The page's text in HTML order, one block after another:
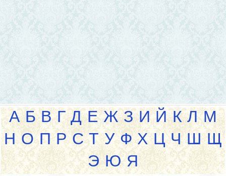
А Б В Г Д Е Ж З И Й К Л М
Н О П Р С Т У Ф Х Ц Ч Ш Щ
Э Ю Я